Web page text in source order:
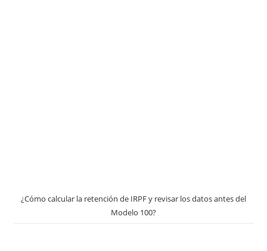
¿Cómo calcular la retención de IRPF y revisar los datos antes del
Modelo 100?